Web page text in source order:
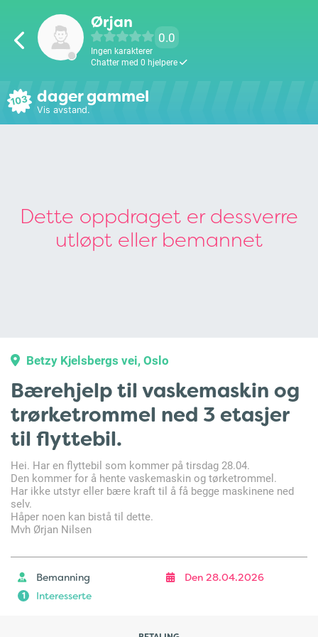
Ørjan
0.0
Ingen karakterer
Chatter med 0 hjelpere
103 dager gammel
Vis avstand.
Dette oppdraget er dessverre
utløpt eller bemannet
Betzy Kjelsbergs vei, Oslo
Bærehjelp til vaskemaskin og
trørketrommel ned 3 etasjer
til flyttebil.
Hei. Har en flyttebil som kommer på tirsdag 28.04.
Den kommer for å hente vaskemaskin og tørketrommel.
Har ikke utstyr eller bære kraft til å få begge maskinene ned
selv.
Håper noen kan bistå til dette.
Mvh Ørjan Nilsen
Bemanning Den 28.04.2026
1 Interesserte